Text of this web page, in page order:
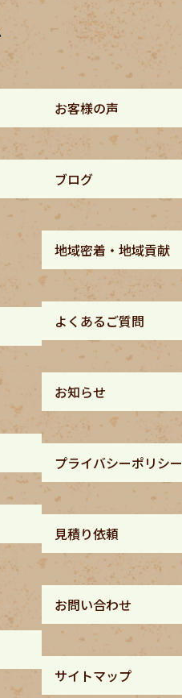
お客様の声
ブログ
地域密着・地域貢献
よくあるご質問
お知らせ
プライバシーポリシー
見積り依頼
お問い合わせ
サイトマップ